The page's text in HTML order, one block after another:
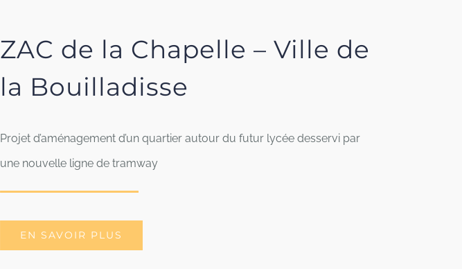
ZAC de la Chapelle – Ville de
la Bouilladisse
Projet d’aménagement d’un quartier autour du futur lycée desservi par
une nouvelle ligne de tramway
EN SAVOIR PLUS